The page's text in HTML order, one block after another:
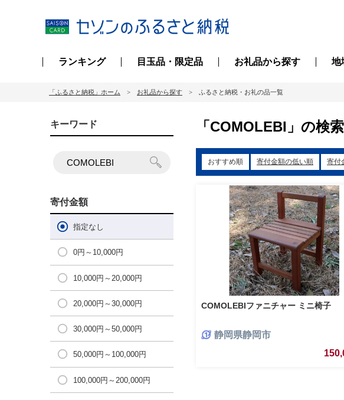
ランキング 目玉品・限定品 お礼品から探す 地
「ふるさと納税」ホーム お礼品から探す ふるさと納税・お礼の品一覧
キーワード
寄付金額
指定なし
0円～10,000円
10,000円～20,000円
20,000円～30,000円
30,000円～50,000円
50,000円～100,000円
100,000円～200,000円
「COMOLEBI」の検
おすすめ順 寄付金額の低い順 寄付
COMOLEBIファニチャー ミニ椅子
静岡県静岡市